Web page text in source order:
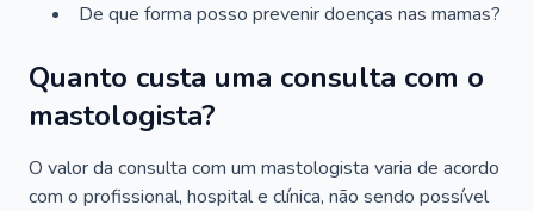
De que forma posso prevenir doenças nas mamas?
Quanto custa uma consulta com o
mastologista?
O valor da consulta com um mastologista varia de acordo
com o profissional, hospital e clínica, não sendo possível